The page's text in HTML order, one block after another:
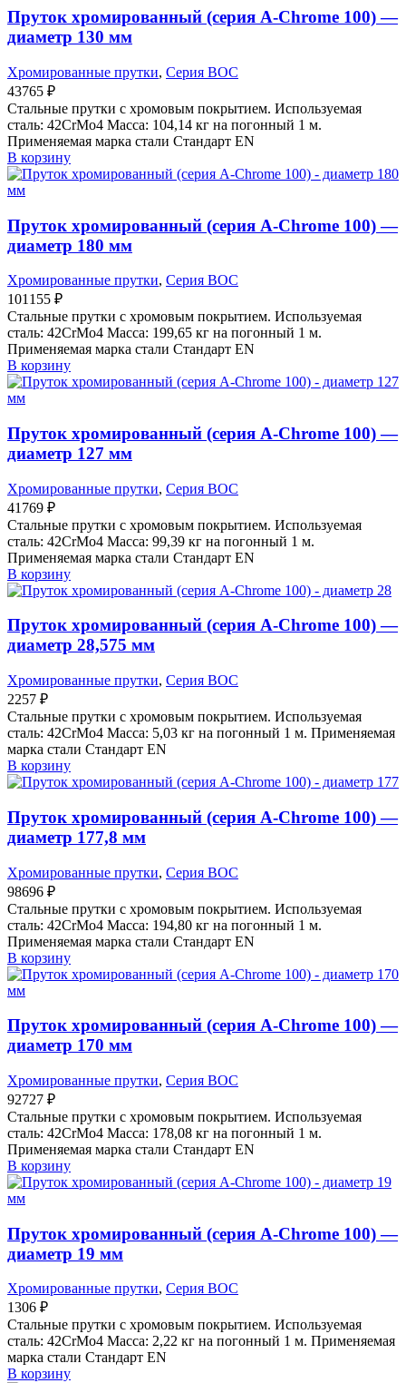
Пруток хромированный (серия A-Chrome 100) —
диаметр 130 мм
Хромированные прутки, Серия BOC
43765 ₽
Стальные прутки с хромовым покрытием. Используемая
сталь: 42CrMo4 Масса: 104,14 кг на погонный 1 м.
Применяемая марка стали Стандарт EN
В корзину
Пруток хромированный (серия A-Chrome 100) —
диаметр 180 мм
Хромированные прутки, Серия BOC
101155 ₽
Стальные прутки с хромовым покрытием. Используемая
сталь: 42CrMo4 Масса: 199,65 кг на погонный 1 м.
Применяемая марка стали Стандарт EN
В корзину
Пруток хромированный (серия A-Chrome 100) —
диаметр 127 мм
Хромированные прутки, Серия BOC
41769 ₽
Стальные прутки с хромовым покрытием. Используемая
сталь: 42CrMo4 Масса: 99,39 кг на погонный 1 м.
Применяемая марка стали Стандарт EN
В корзину
Пруток хромированный (серия A-Chrome 100) —
диаметр 28,575 мм
Хромированные прутки, Серия BOC
2257 ₽
Стальные прутки с хромовым покрытием. Используемая
сталь: 42CrMo4 Масса: 5,03 кг на погонный 1 м. Применяемая
марка стали Стандарт EN
В корзину
Пруток хромированный (серия A-Chrome 100) —
диаметр 177,8 мм
Хромированные прутки, Серия BOC
98696 ₽
Стальные прутки с хромовым покрытием. Используемая
сталь: 42CrMo4 Масса: 194,80 кг на погонный 1 м.
Применяемая марка стали Стандарт EN
В корзину
Пруток хромированный (серия A-Chrome 100) —
диаметр 170 мм
Хромированные прутки, Серия BOC
92727 ₽
Стальные прутки с хромовым покрытием. Используемая
сталь: 42CrMo4 Масса: 178,08 кг на погонный 1 м.
Применяемая марка стали Стандарт EN
В корзину
Пруток хромированный (серия A-Chrome 100) —
диаметр 19 мм
Хромированные прутки, Серия BOC
1306 ₽
Стальные прутки с хромовым покрытием. Используемая
сталь: 42CrMo4 Масса: 2,22 кг на погонный 1 м. Применяемая
марка стали Стандарт EN
В корзину